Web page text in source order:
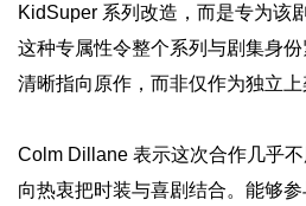
KidSuper 系列改造，而是专为该
这种专属性令整个系列与剧集身
清晰指向原作，而非仅作为独立上
Colm Dillane 表示这次合作几乎
向热衷把时装与喜剧结合。能够